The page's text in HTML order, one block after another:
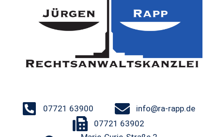
07721 63900
info@ra-rapp.de
07721 63902